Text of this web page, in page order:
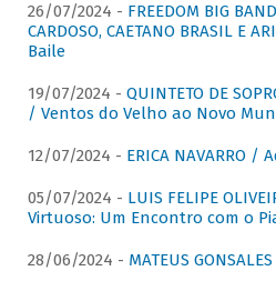
26/07/2024 - FREEDOM BIG
CARDOSO, CAETANO BRASIL E
Baile
19/07/2024 - QUINTETO DE
/ Ventos do Velho ao Novo
12/07/2024 - ERICA NAVARRO /
05/07/2024 - LUIS FELIPE
Virtuoso: Um Encontro com o
28/06/2024 - MATEUS